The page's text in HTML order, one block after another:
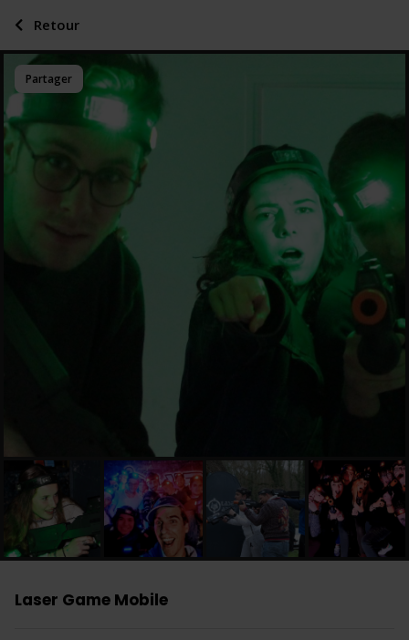
Partager
Laser Game Mobile
Retour